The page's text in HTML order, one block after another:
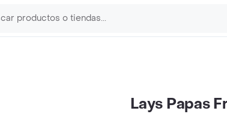
Lays Papas